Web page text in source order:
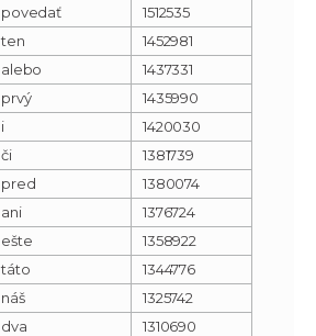
povedať
1512535
ten
1452981
alebo
1437331
prvý
1435990
i
1420030
či
1381739
pred
1380074
ani
1376724
ešte
1358922
táto
1344776
náš
1325742
dva
1310690